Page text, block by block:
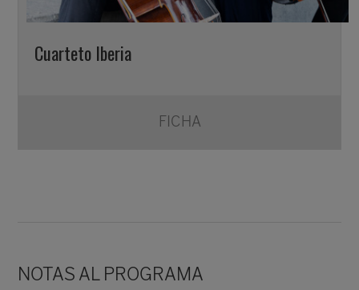
Cuarteto Iberia
FICHA
NOTAS AL PROGRAMA